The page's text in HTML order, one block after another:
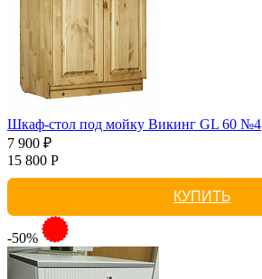
Шкаф-стол под мойку Викинг GL 60 №4
7 900 ₽
15 800 Р
КУПИТЬ
-50%